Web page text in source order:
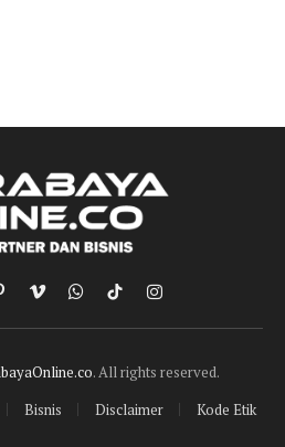
VimeoWhatsApp
TikTokInstagram
. All rights reserved.
Bisnis Disclaimer Kode Etik